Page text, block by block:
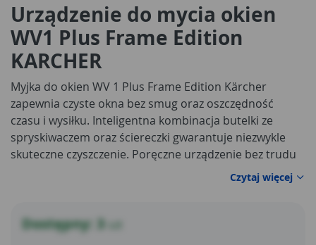
Urządzenie do mycia okien
WV1 Plus Frame Edition
KARCHER
Myjka do okien WV 1 Plus Frame Edition Kärcher
zapewnia czyste okna bez smug oraz oszczędność
czasu i wysiłku. Inteligentna kombinacja butelki ze
spryskiwaczem oraz ściereczki gwarantuje niezwykle
skuteczne czyszczenie. Poręczne urządzenie bez trudu
usuwa wodę z okna przy każdym użyciu – bez smug i
bez kapiącej zanieczyszczonej wody. W porównaniu z
się wyraźnie łatwiejsze i trzykrotnie szybsze niż
Czytaj więcej
Dostępny: 3